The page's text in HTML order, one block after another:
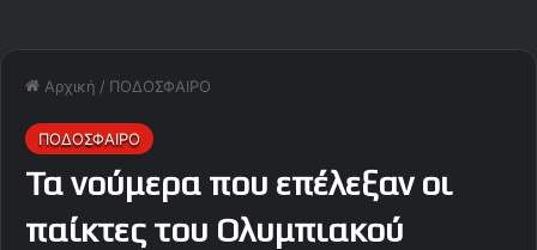
Αρχική / ΠΟΔΟΣΦΑΙΡΟ
ΠΟΔΟΣΦΑΙΡΟ
Τα νούμερα που επέλεξαν οι
παίκτες του Ολυμπιακού